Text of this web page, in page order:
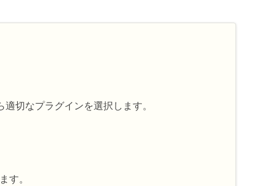
切なプラグインを選択します。
す。